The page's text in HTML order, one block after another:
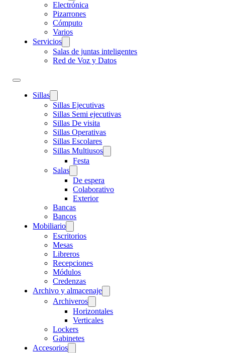
Electrónica
Pizarrones
Cómputo
Varios
Servicios
Salas de juntas inteligentes
Red de Voz y Datos
Sillas
Sillas Ejecutivas
Sillas Semi ejecutivas
Sillas De visita
Sillas Operativas
Sillas Escolares
Sillas Multiusos
Festa
Salas
De espera
Colaborativo
Exterior
Bancas
Bancos
Mobiliario
Escritorios
Mesas
Libreros
Recepciones
Módulos
Credenzas
Archivo y almacenaje
Archiveros
Horizontales
Verticales
Lockers
Gabinetes
Accesorios